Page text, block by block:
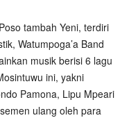
tambah Yeni, terdiri
Watumpoga’a Band
musik berisi 6 lagu
ini, yakni
Pamona, Lipu Mpeari
ulang oleh para